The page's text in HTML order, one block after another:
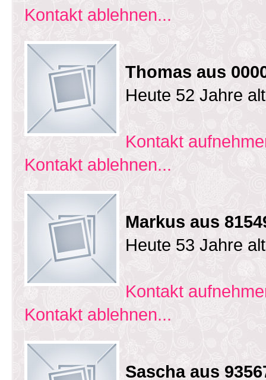
Kontakt ablehnen...
Thomas aus
Heute 52 Jahre
Kontakt
Kontakt ablehnen...
Markus aus
Heute 53 Jahre
Kontakt
Kontakt ablehnen...
Sascha aus